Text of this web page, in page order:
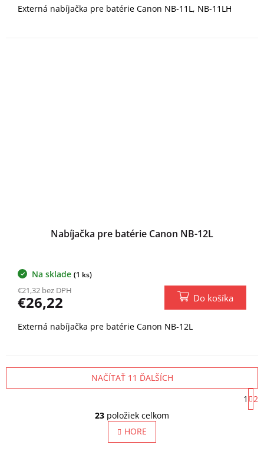
Externá nabíjačka pre batérie Canon NB-11L, NB-11LH
Nabíjačka pre batérie Canon NB-12L
Na sklade (1 ks)
€21,32 bez DPH
€26,22 Do košíka
Externá nabíjačka pre batérie Canon NB-12L
O
v
l
á
NAČÍTAŤ 11 ĎALŠÍCH
S
t
1
2
23 položiek celkom
HORE